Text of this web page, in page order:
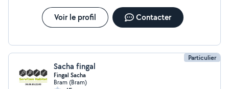
Voir le profil Contacter
Particulier
Sacha fingal
Fingal Sacha
Bram (Bram)